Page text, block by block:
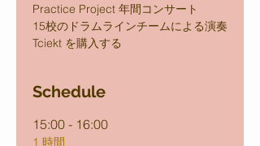
Practice Project 年間コンサート
15校のドラムラインチームによる演奏
Tciekt を購入する
Schedule
15:00 - 16:00
1 時間